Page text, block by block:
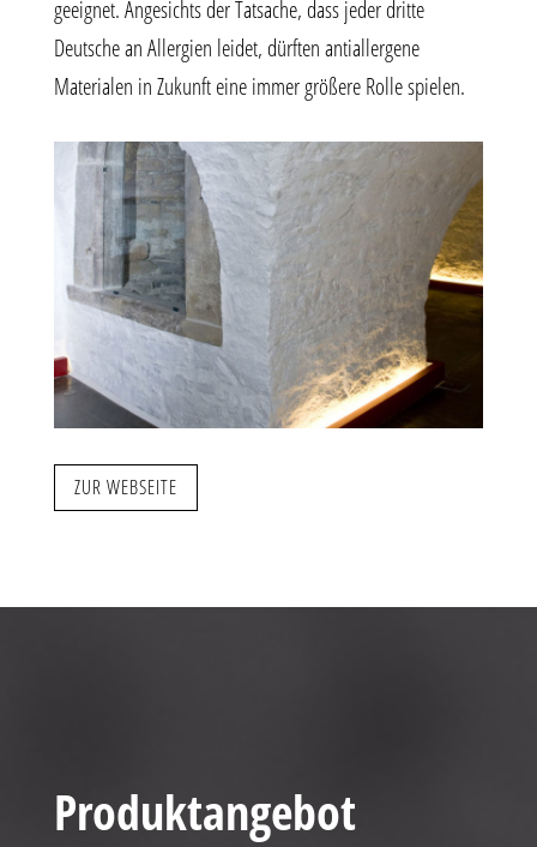
geeignet. Angesichts der Tatsache, dass jeder dritte
Deutsche an Allergien leidet, dürften antiallergene
Materialen in Zukunft eine immer größere Rolle spielen.
ZUR WEBSEITE
Produktangebot